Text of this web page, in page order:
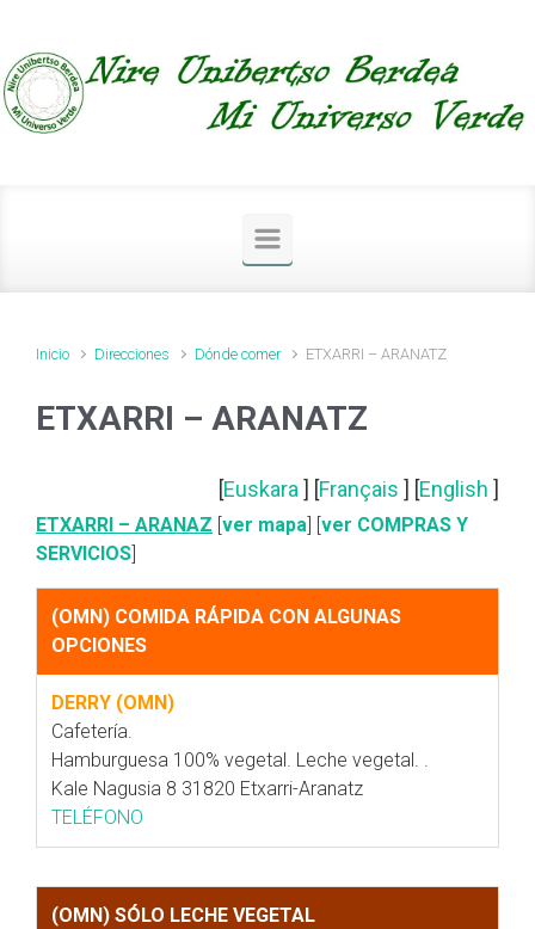
Inicio Direcciones Dónde comer ETXARRI – ARANATZ
ETXARRI – ARANATZ
[Euskara ] [Français ] [English ]
ETXARRI – ARANAZ [ver mapa] [ver COMPRAS Y
SERVICIOS]
(OMN) COMIDA RÁPIDA CON ALGUNAS
OPCIONES
DERRY (OMN)
Cafetería.
Hamburguesa 100% vegetal. Leche vegetal. .
Kale Nagusia 8 31820 Etxarri-Aranatz
TELÉFONO
(OMN) SÓLO LECHE VEGETAL